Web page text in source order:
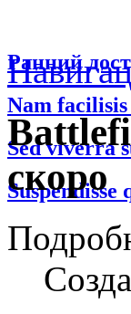
Ранний
Nam facilisis
Sed viverra
скоро